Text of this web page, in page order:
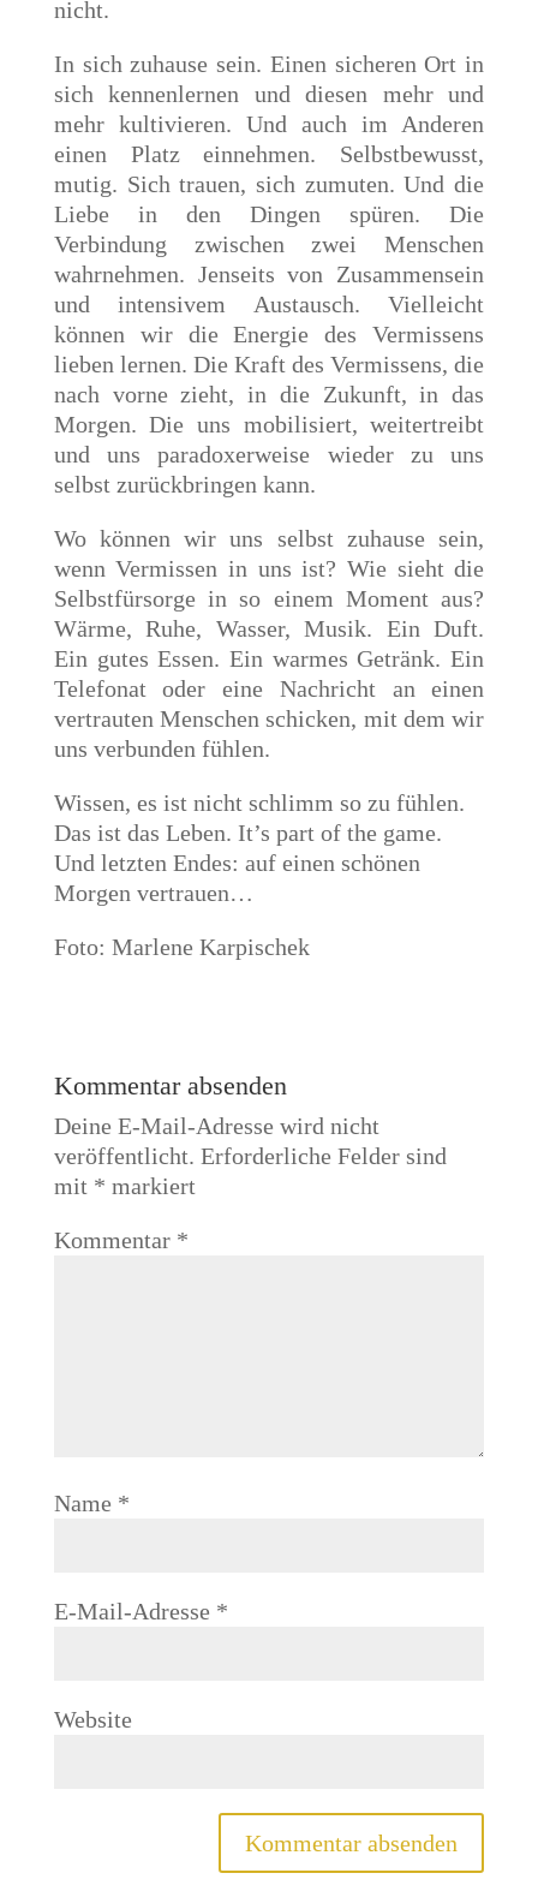
nicht.
In sich zuhause sein. Einen sicheren Ort in
sich kennenlernen und diesen mehr und
mehr kultivieren. Und auch im Anderen
einen Platz einnehmen. Selbstbewusst,
mutig. Sich trauen, sich zumuten. Und die
Liebe in den Dingen spüren. Die
Verbindung zwischen zwei Menschen
wahrnehmen. Jenseits von Zusammensein
und intensivem Austausch. Vielleicht
können wir die Energie des Vermissens
lieben lernen. Die Kraft des Vermissens, die
nach vorne zieht, in die Zukunft, in das
Morgen. Die uns mobilisiert, weitertreibt
und uns paradoxerweise wieder zu uns
selbst zurückbringen kann.
Wo können wir uns selbst zuhause sein,
wenn Vermissen in uns ist? Wie sieht die
Selbstfürsorge in so einem Moment aus?
Wärme, Ruhe, Wasser, Musik. Ein Duft.
Ein gutes Essen. Ein warmes Getränk. Ein
Telefonat oder eine Nachricht an einen
vertrauten Menschen schicken, mit dem wir
uns verbunden fühlen.
Wissen, es ist nicht schlimm so zu fühlen.
Das ist das Leben. It’s part of the game.
Und letzten Endes: auf einen schönen
Morgen vertrauen…
Foto: Marlene Karpischek
Kommentar absenden
Deine E-Mail-Adresse wird nicht
veröffentlicht. Erforderliche Felder sind
mit * markiert
Kommentar *
Name *
E-Mail-Adresse *
Website